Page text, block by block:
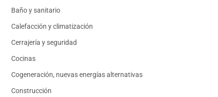
Baño y sanitario
Calefacción y climatización
Cerrajería y seguridad
Cocinas
Cogeneración, nuevas energías alternativas
Construcción